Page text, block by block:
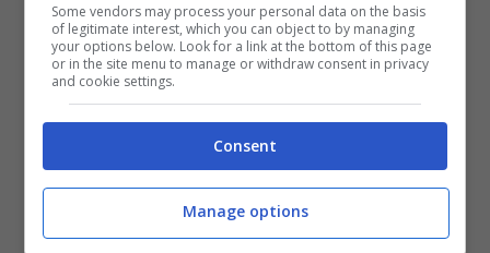
da teenager in Italia per lavorare come
modella, nei primi anni di carriera Michelle
abitava a Milano
terra, vicino ad un cinema per adulti. Una sera
si è ritirata a casa ad ora tarda ed è incappata
in una situazione che l’ha segnata: un uomo
l’ha seguita fino a casa ed ha cercato di
Some vendors may process your personal data on the basis
of legitimate interest, which you can object to by managing
your options below. Look for a link at the bottom of this page
or in the site menu to manage or withdraw consent in privacy
and cookie settings.
Consent
Manage options